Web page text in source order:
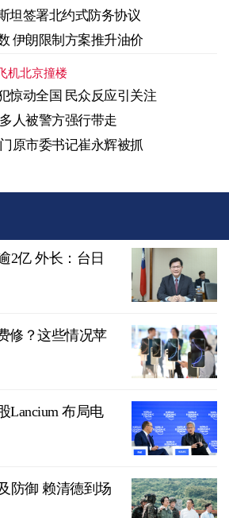
坦签署北约式防务协议
伊朗限制方案推升油价
机北京撞楼
惊动全国 民众反应引关注
人被警方强行带走
原市委书记崔永辉被抓
2亿 外长：台日
修？这些情况苹
Lancium 布局电
防御 赖清德到场